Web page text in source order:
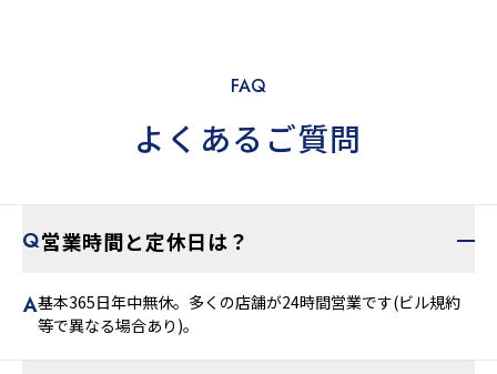
FAQ
よくあるご質問
営業時間と定休日は？
基本365日年中無休。多くの店舗が24時間営業です(ビル規約
等で異なる場合あり)。